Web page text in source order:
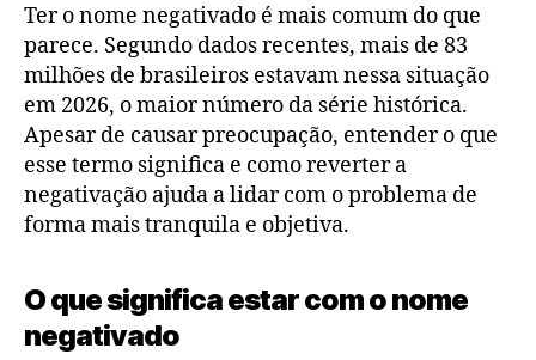
Ter o nome negativado é mais comum do que
parece. Segundo dados recentes, mais de 83
milhões de brasileiros estavam nessa situação
em 2026, o maior número da série histórica.
Apesar de causar preocupação, entender o que
esse termo significa e como reverter a
negativação ajuda a lidar com o problema de
forma mais tranquila e objetiva.
O que significa estar com o nome
negativado